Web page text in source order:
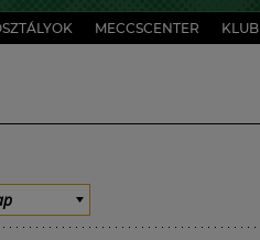
MECCSCENTER KLUB